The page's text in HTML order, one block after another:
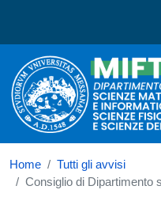
Dipartimento di
Home
Tutti gli avvisi
Consiglio di Dipartimento